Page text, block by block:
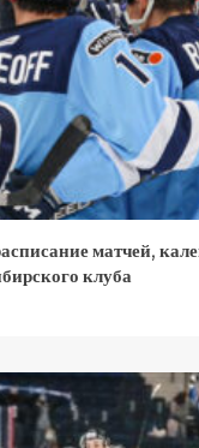
матчей,
клуба